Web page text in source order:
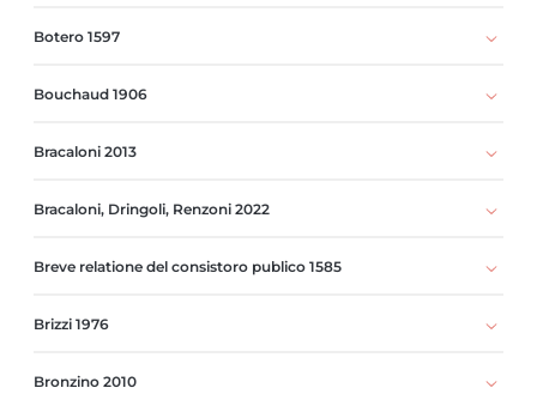
Botero 1597
Bouchaud 1906
Bracaloni 2013
Bracaloni, Dringoli, Renzoni 2022
Breve relatione del consistoro publico 1585
Brizzi 1976
Bronzino 2010